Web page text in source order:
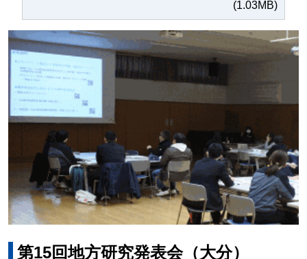
(1.03MB)
第15回地方研究発表会（大分）